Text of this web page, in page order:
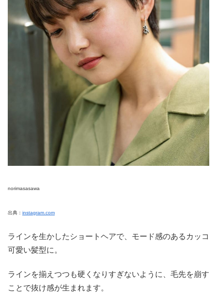
norimasasawa
出典： instagram.com
ラインを生かしたショートヘアで、モード感のあるカッコ
可愛い髪型に。
ラインを揃えつつも硬くなりすぎないように、毛先を崩す
ことで抜け感が生まれます。